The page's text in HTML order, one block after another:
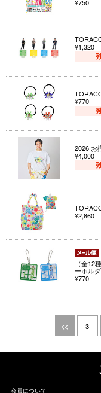
¥750
¥1,320
¥770
2026 お
¥4,000
¥2,860
（全12
ーホル
¥770
<< 3
会員について